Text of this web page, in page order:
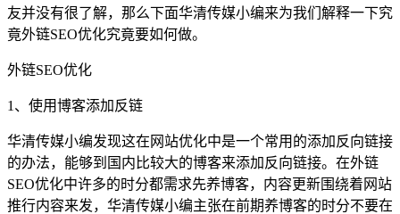
友并没有很了解，那么下面华清传媒小编来为我们解释一下究
竟外链SEO优化究竟要如何做。
外链SEO优化
1、使用博客添加反链
华清传媒小编发现这在网站优化中是一个常用的添加反向链接
的办法，能够到国内比较大的博客来添加反向链接。在外链
SEO优化中许多的时分都需求先养博客，内容更新围绕着网站
推行内容来发，华清传媒小编主张在前期养博客的时分不要在